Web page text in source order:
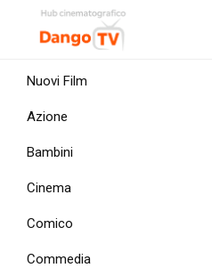
Nuovi Film
Azione
Bambini
Cinema
Comico
Commedia